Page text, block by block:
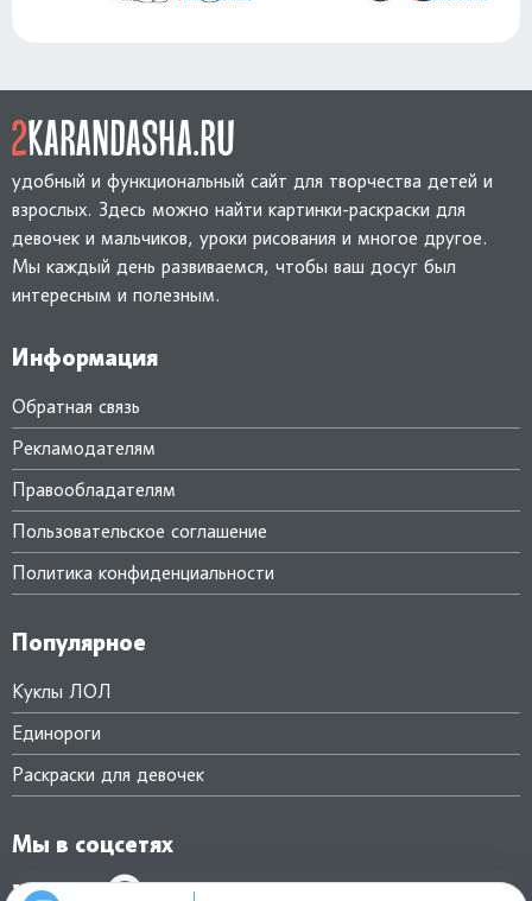
удобный и функциональный сайт для творчества детей и
взрослых. Здесь можно найти картинки-раскраски для
девочек и мальчиков, уроки рисования и многое другое.
Мы каждый день развиваемся, чтобы ваш досуг был
интересным и полезным.
Информация
Обратная связь
Рекламодателям
Правообладателям
Пользовательское соглашение
Политика конфиденциальности
Популярное
Куклы ЛОЛ
Единороги
Раскраски для девочек
Мы в соцсетях